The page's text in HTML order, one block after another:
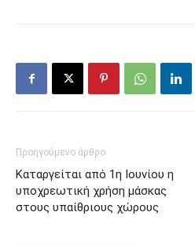
Προηγούμενο άρθρο
Καταργείται από 1η Ιουνίου η
υποχρεωτική χρήση μάσκας
στους υπαίθριους χώρους